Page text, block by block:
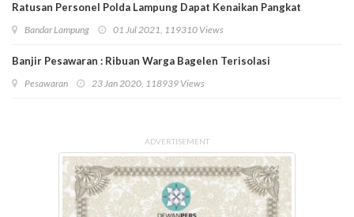
Ratusan Personel Polda Lampung Dapat Kenaikan Pangkat
Bandar Lampung 01 Jul 2021, 119310 Views
Banjir Pesawaran : Ribuan Warga Bagelen Terisolasi
Pesawaran 23 Jan 2020, 118939 Views
ADVERTISEMENT